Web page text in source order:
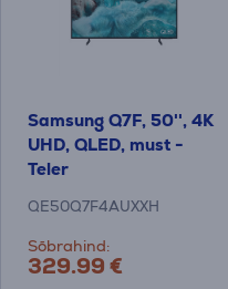
Samsung Q7F, 50'', 4K
UHD, QLED, must -
Teler
QE50Q7F4AUXXH
Sõbrahind:
329.99 €